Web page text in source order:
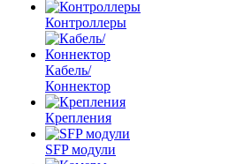
Контроллеры
Кабель/
Коннектор
Крепления
SFP модули